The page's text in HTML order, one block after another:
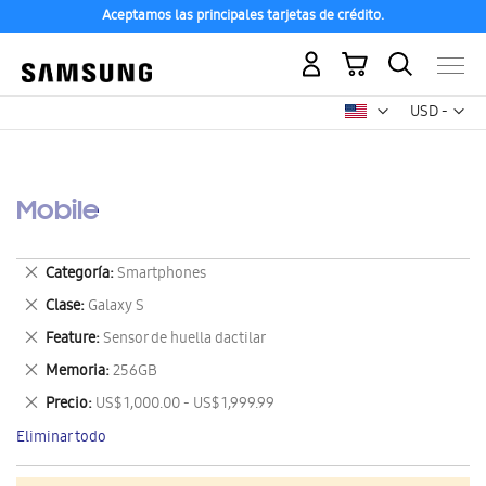
Aceptamos las principales tarjetas de crédito.
USD -
dólar
Mi carrito
Mobile
Categoría Smartphones
Eliminar
este
artículo
Clase Galaxy S
Eliminar
este
artículo
Feature Sensor de huella dactilar
Eliminar
este
artículo
Memoria 256GB
Eliminar
este
artículo
Precio US$ 1,000.00 - US$ 1,999.99
Eliminar
este
artículo
Eliminar todo